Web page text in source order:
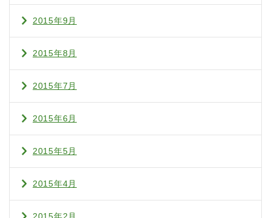
2015年9月
2015年8月
2015年7月
2015年6月
2015年5月
2015年4月